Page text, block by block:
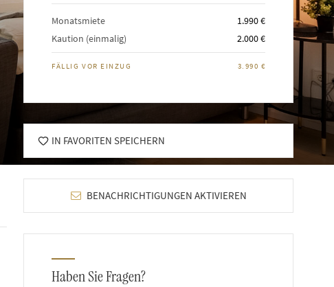
Monatsmiete
1.990 €
Kaution (einmalig)
2.000 €
FÄLLIG VOR EINZUG 3.990 €
IN FAVORITEN SPEICHERN
BENACHRICHTIGUNGEN AKTIVIEREN
Haben Sie Fragen?